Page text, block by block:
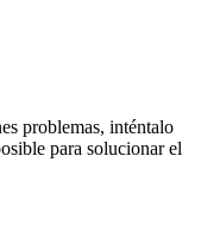
problemas, inténtalo
para solucionar el